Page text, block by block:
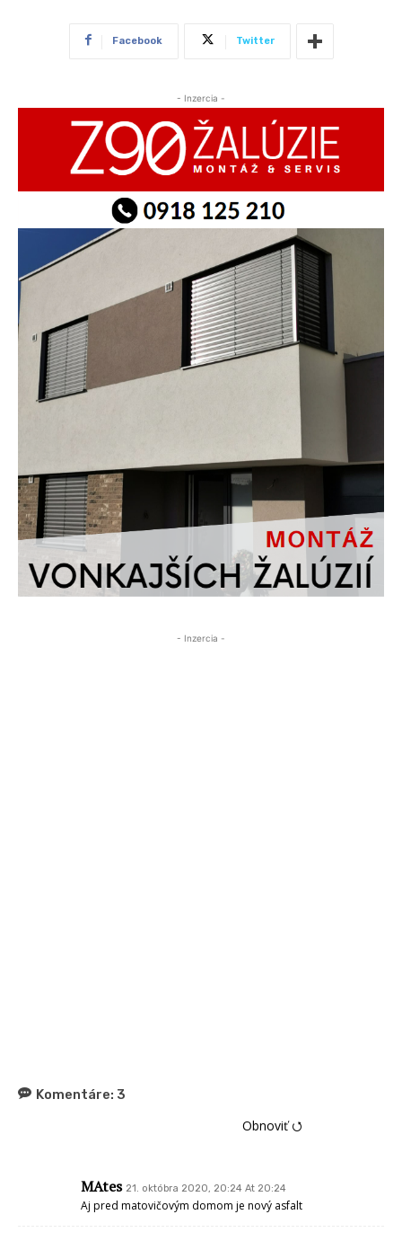
Facebook Twitter
- Inzercia -
- Inzercia -
Komentáre: 3
Obnoviť ⭯
MAtes 21. októbra 2020, 20:24 At 20:24
Aj pred matovičovým domom je nový asfalt